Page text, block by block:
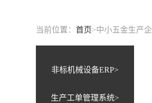
当前位置： 首页>中小五金生产
非标机械设备ERP>
生产工单管理系统>